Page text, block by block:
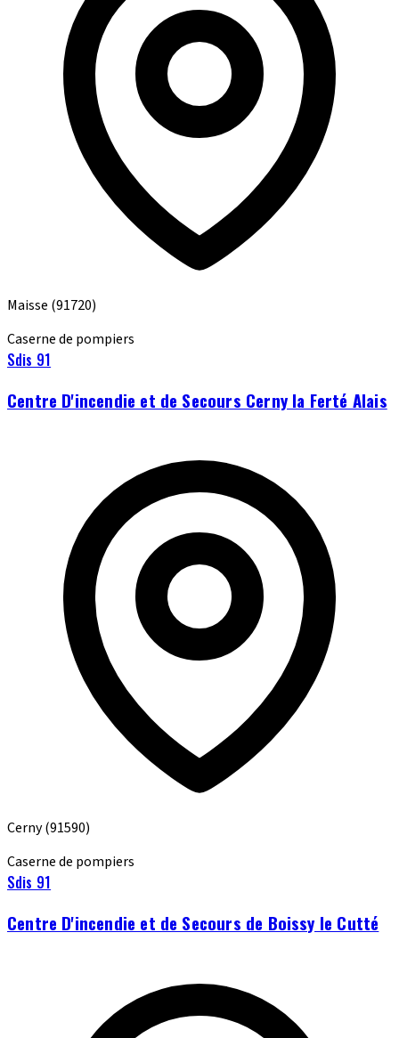
Maisse (91720)
Caserne de pompiers
Sdis 91
Centre D'incendie et de Secours Cerny la Ferté Alais
Cerny(91590)
Caserne de pompiers
Sdis 91
Centre D'incendie et de Secours de Boissy le Cutté